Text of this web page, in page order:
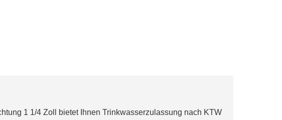
1 1/4 Zoll bietet Ihnen Trinkwasserzulassung nach KTW